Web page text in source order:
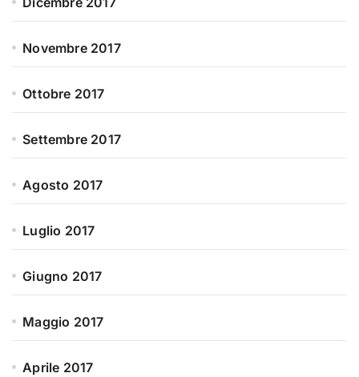
Novembre 2017
Ottobre 2017
Settembre 2017
Agosto 2017
Luglio 2017
Giugno 2017
Maggio 2017
Aprile 2017